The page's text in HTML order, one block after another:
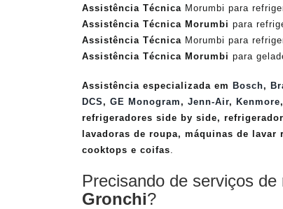
Assistência Técnica Morumbi para
Assistência Técnica Morumbi para
Assistência Técnica Morumbi para
Assistência Técnica Morumbi para
Assistência especializada em Bosch,
DCS , GE Monogram , Jenn-Air, Kenmore,
refrigeradores side by side,
lavadoras de roupa, máquinas de
cooktops e coifas.
Precisando de serviços
Gronchi?